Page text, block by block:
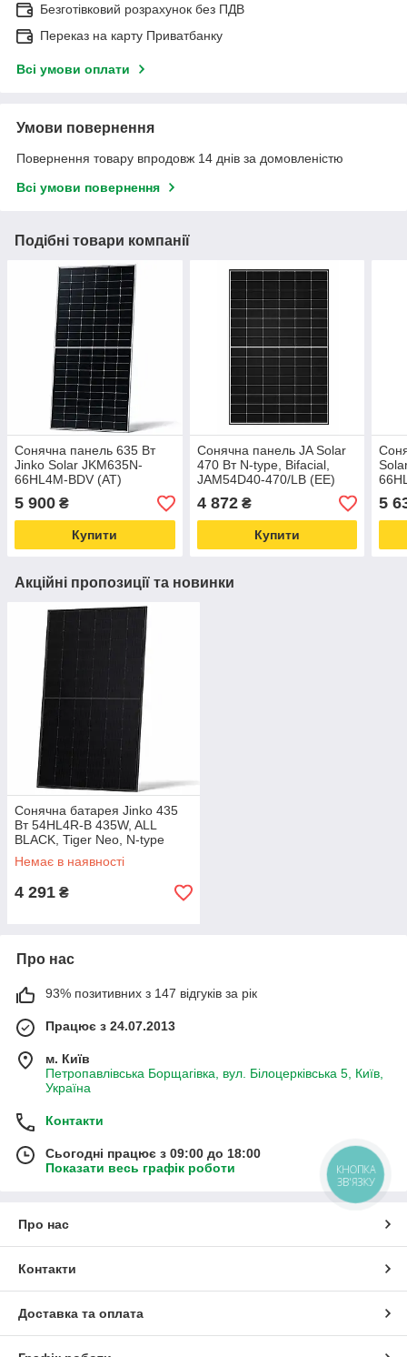
Безготівковий розрахунок без ПДВ
Переказ на карту Приватбанку
Всі умови оплати
Умови повернення
Повернення товару впродовж 14 днів за домовленістю
Всі умови повернення
Подібні товари компанії
Сонячна панель 635 Вт
Jinko Solar JKM635N-
66HL4M-BDV (АТ)
5 900 ₴
Купити
Сонячна панель JA Solar
470 Вт N-type, Bifacial,
JAM54D40-470/LB (ЕЕ)
4 872₴
Купити
type
5
Акційні пропозиції та новинки
Сонячна батарея Jinko 435
Вт 54HL4R-B 435W, ALL
BLACK, Tiger Neo, N-type
(ЕЕ)
Немає в наявності
4 291 ₴
Про нас
93% позитивних з 147 відгуків за рік
Працює з 24.07.2013
м. Київ
Петропавлівська Борщагівка, вул. Білоцерківська 5, Київ,
Україна
Контакти
Сьогодні працює з 09:00 до 18:00
Показати весь графік роботи
Про нас
Контакти
Доставка та оплата
КНОПКА
ЗВ'ЯЗКУ